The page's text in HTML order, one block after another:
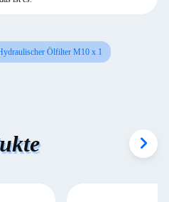
Ölfilter M10 x 1